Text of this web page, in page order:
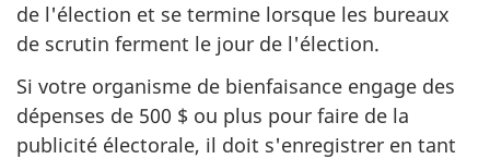
de l'élection et se termine lorsque les bureaux
de scrutin ferment le jour de l'élection.
Si votre organisme de bienfaisance engage des
dépenses de 500 $ ou plus pour faire de la
publicité électorale, il doit s'enregistrer en tant